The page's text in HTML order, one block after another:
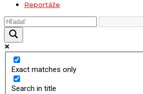
Reportáže
Exact matches only
Search in title